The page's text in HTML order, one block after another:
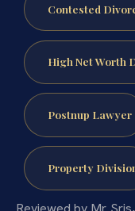
Contested
High Net Worth
Postnup Lawyer
Property